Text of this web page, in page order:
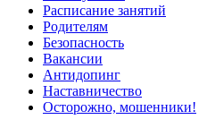
Расписание занятий
Родителям
Безопасность
Вакансии
Антидопинг
Наставничество
Осторожно, мошенники!